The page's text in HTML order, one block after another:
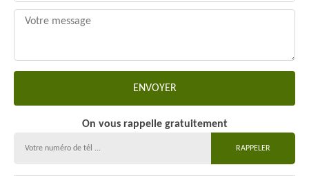
On vous rappelle gratuitement